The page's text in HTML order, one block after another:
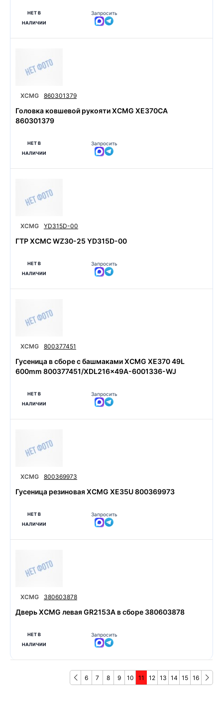
НЕТ В
НАЛИЧИИ
Запросить
XCMG 860301379
Головка ковшевой рукояти XCMG XE370CA
860301379
НЕТ В
НАЛИЧИИ
Запросить
XCMG YD315D-00
ГТР ХСМС WZ30-25 YD315D-00
НЕТ В
НАЛИЧИИ
Запросить
XCMG 800377451
Гусеница в сборе с башмаками XCMG XE370 49L
600mm 800377451/XDL216×49A-6001336-WJ
НЕТ В
НАЛИЧИИ
Запросить
XCMG 800369973
Гусеница резиновая XCMG XE35U 800369973
НЕТ В
НАЛИЧИИ
Запросить
XCMG 380603878
Дверь XCMG левая GR2153A в сборе 380603878
НЕТ В
НАЛИЧИИ
Запросить
6 7 8 9 10 11 12 13 14 15 16